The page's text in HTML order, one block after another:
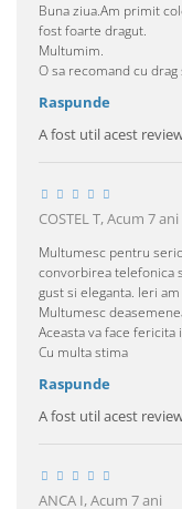
Buna ziua.Am primit
fost foarte dragut.
Multumim.
O sa recomand cu
Raspunde
A fost util acest
COSTEL T,Acum 7 ani
Multumesc pentru
convorbirea telefonica
gust si eleganta. Ieri
Multumesc
Aceasta va face
Cu multa stima
Raspunde
A fost util acest
ANCA I,Acum 7 ani